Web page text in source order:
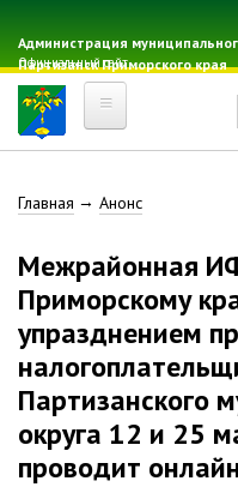
основному
содержанию
Администрация
Партизанск Приморского края
Официальный сайт
Главная
Электронная
Гражданская
Расписание
Расписание
Свод-WEB
Партизанск
Строка
навигации
Главная Анонс
Межрайонная ИФНС России № 16 по
Приморскому
упразднением
Партизанского
округа 12 и 25
проводит